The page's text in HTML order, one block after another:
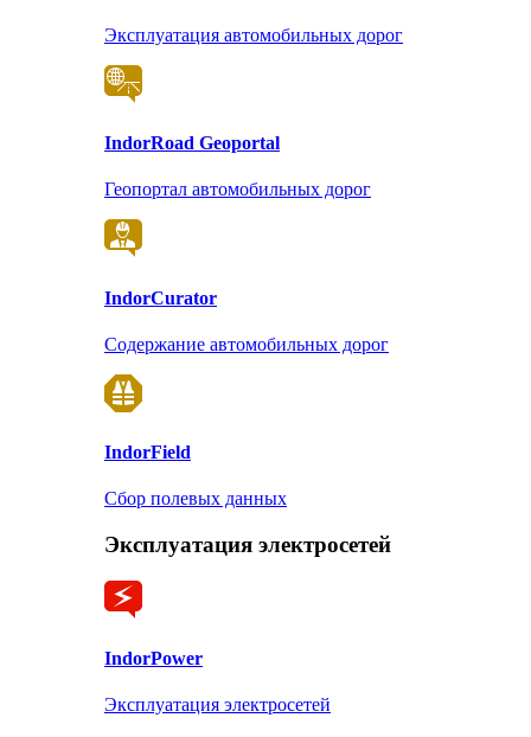
Эксплуатация автомобильных дорог
IndorRoad Geoportal
Геопортал автомобильных дорог
IndorCurator
Содержание автомобильных дорог
IndorField
Сбор полевых данных
Эксплуатация электросетей
IndorPower
Эксплуатация электросетей